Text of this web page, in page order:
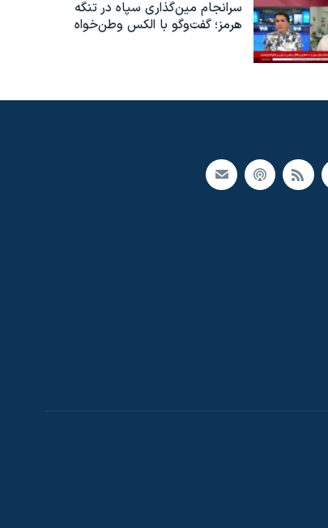
سرانجام مین‌گذاری‌ سپاه در تنگه
هرمز؛ گفت‌وگو با الکس وطن‌خواه